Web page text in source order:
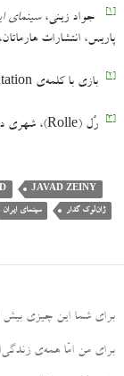
[۱] جواد زینی،سینمای
پاریس، انتشارات هارماتان، ۲۰۱۵.
[۲] بازی با کلمه‌ی natation به معنیِ شنا و nation به معنیِ ملّت
[۳] رُل (Rolle)، شهری در سوییس
JAVAD ZEINY
ژان‌لوک گدار سینمای ایران
برای شما این چیزی بیش
برای من امّا همه‌ی